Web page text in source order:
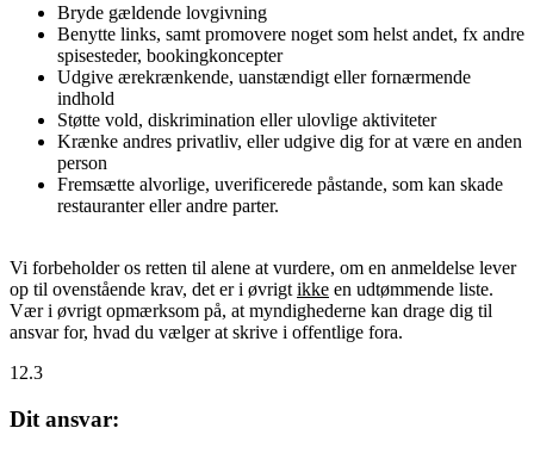
Bryde gældende lovgivning
Benytte links, samt promovere noget som helst andet, fx andre
spisesteder, bookingkoncepter
Udgive ærekrænkende, uanstændigt eller fornærmende
indhold
Støtte vold, diskrimination eller ulovlige aktiviteter
Krænke andres privatliv, eller udgive dig for at være en anden
person
Fremsætte alvorlige, uverificerede påstande, som kan skade
restauranter eller andre parter.
Vi forbeholder os retten til alene at vurdere, om en anmeldelse lever
op til ovenstående krav, det er i øvrigt ikke en udtømmende liste.
Vær i øvrigt opmærksom på, at myndighederne kan drage dig til
ansvar for, hvad du vælger at skrive i offentlige fora.
12.3
Dit ansvar: